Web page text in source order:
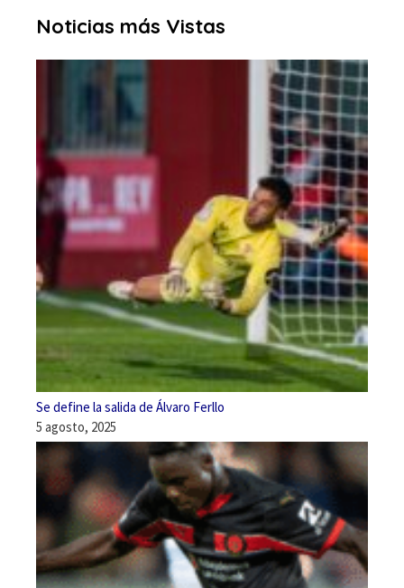
Noticias más Vistas
Se define la salida de Álvaro Ferllo
5 agosto, 2025